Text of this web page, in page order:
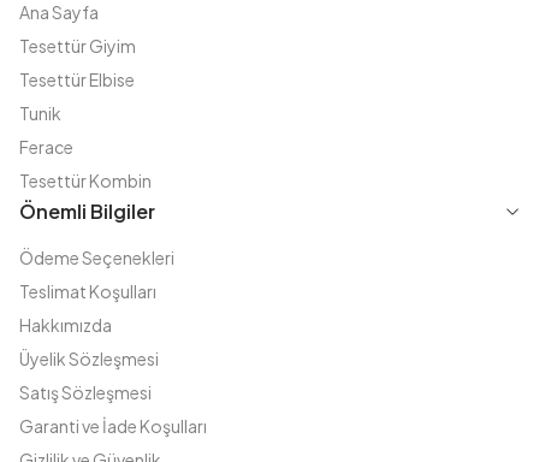
Ana Sayfa
Tesettür Giyim
Tesettür Elbise
Tunik
Ferace
Tesettür Kombin
Önemli Bilgiler
Ödeme Seçenekleri
Teslimat Koşulları
Hakkımızda
Üyelik Sözleşmesi
Satış Sözleşmesi
Garanti ve İade Koşulları